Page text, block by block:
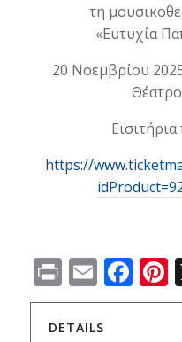
τη
«Ευτυχία
20 Νοεμβρίου
https://
PrintEmail
DETAILS